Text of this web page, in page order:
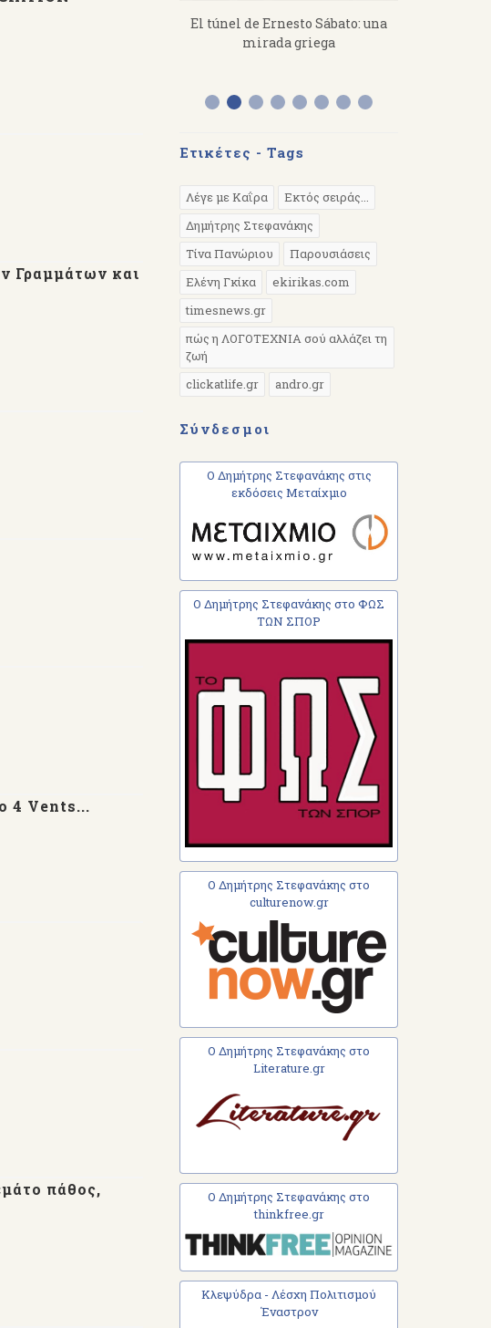
Γραμμάτων και
4 Vents...
πάθος,
El túnel de Ernesto Sábato: una
mirada griega
Ετικέτες - Tags
Λέγε με Καΐρα
Εκτός σειράς...
Δημήτρης Στεφανάκης
Τίνα Πανώριου
Παρουσιάσεις
Ελένη Γκίκα
ekirikas.com
timesnews.gr
πώς η ΛΟΓΟΤΕΧΝΙΑ σού αλλάζει τη
ζωή
clickatlife.gr
andro.gr
Σύνδεσμοι
Ο Δημήτρης Στεφανάκης στις
εκδόσεις Μεταίχμιο
Ο Δημήτρης Στεφανάκης στο ΦΩΣ
ΤΩΝ ΣΠΟΡ
Ο Δημήτρης Στεφανάκης στο
culturenow.gr
Ο Δημήτρης Στεφανάκης στο
Literature.gr
Ο Δημήτρης Στεφανάκης στο
thinkfree.gr
Κλεψύδρα - Λέσχη Πολιτισμού
Έναστρον